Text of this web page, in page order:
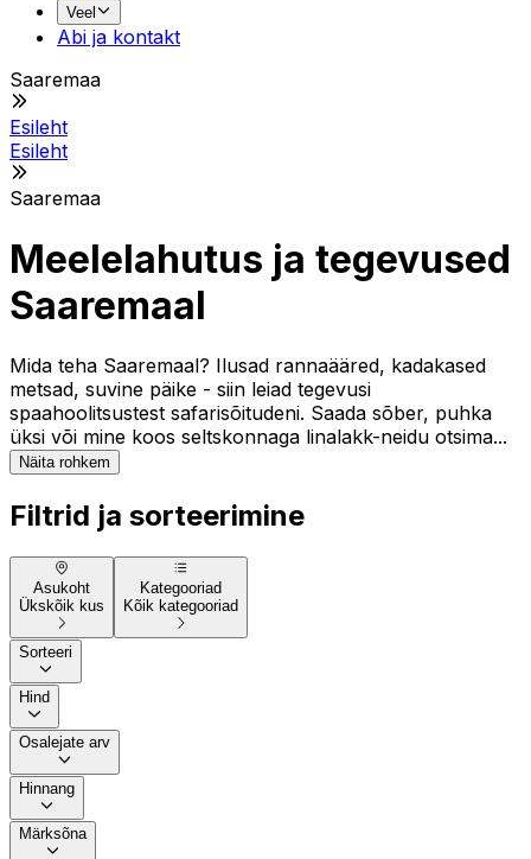
Veel
Abi ja kontakt
Saaremaa
Esileht
Esileht
Saaremaa
Meelelahutus ja tegevused
Saaremaal
Mida teha Saaremaal? Ilusad rannaääred, kadakased
metsad, suvine päike - siin leiad tegevusi
spaahoolitsustest safarisõitudeni. Saada sõber, puhka
üksi või mine koos seltskonnaga linalakk-neidu otsima...
Näita rohkem
Filtrid ja sorteerimine
Asukoht
Ükskõik kus
Kategooriad
Kõik kategooriad
Sorteeri
Hind
Osalejate arv
Hinnang
Märksõna